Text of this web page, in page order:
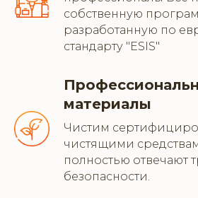
собственную
разработанную по
стандарту "ESIS"
материалы
Чистим
чистящими
полностью отвечают
безопасности.